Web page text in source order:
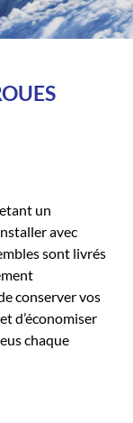
un
avec
sont livrés
conserver vos
d’économiser
chaque